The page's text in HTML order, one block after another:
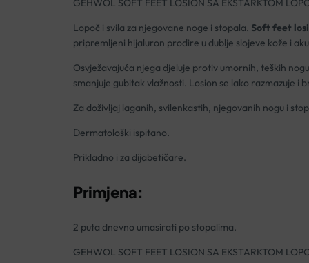
GEHWOL SOFT FEET LOSION SA EKSTARKTOM
Lopoč i svila za njegovane noge i stopala. Soft feet
pripremljeni hijaluron prodire u dublje slojeve kože i
Osvježavajuća njega djeluje protiv umornih, teških
smanjuje gubitak vlažnosti. Losion se lako razmazuje i
Za doživljaj laganih, svilenkastih, njegovanih nogu i
Dermatološki ispitano.
Prikladno i za dijabetičare.
Primjena:
2 puta dnevno umasirati po stopalima.
GEHWOL SOFT FEET LOSION SA EKSTARKTOM